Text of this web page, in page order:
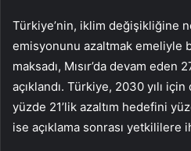
Türkiye’nin, iklim değişikliğine
emisyonunu azaltmak emeliyle
maksadı, Mısır’da devam eden
açıklandı. Türkiye, 2030 yılı için
yüzde 21’lik azaltım hedefini
ise açıklama sonrası yetkililere